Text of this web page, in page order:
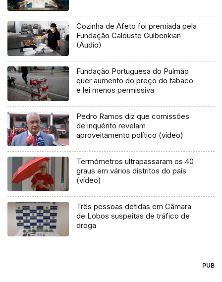
Cozinha de Afeto foi premiada pela
Fundação Calouste Gulbenkian
(Áudio)
Fundação Portuguesa do Pulmão
quer aumento do preço do tabaco
e lei menos permissiva
Pedro Ramos diz que comissões
de inquérito revelam
aproveitamento político (vídeo)
Termómetros ultrapassaram os 40
graus em vários distritos do país
(vídeo)
Três pessoas detidas em Câmara
de Lobos suspeitas de tráfico de
droga
PUB